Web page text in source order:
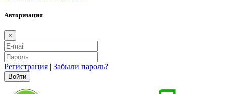
Авторизация
×
Регистрация | Забыли пароль?
Войти